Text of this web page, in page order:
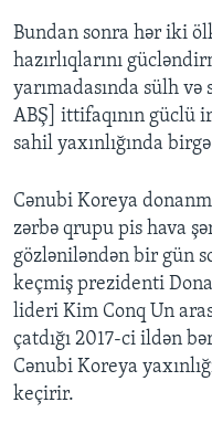
Bundan sonra hər iki
hazırlıqlarını
yarımadasında sülh
ABŞ] ittifaqının güclü
sahil yaxınlığında
Cənubi Koreya
zərbə qrupu pis hava
gözləniləndən bir gün
keçmiş prezidenti
lideri Kim Conq Un
çatdığı 2017-ci ildən
Cənubi Koreya
keçirir.